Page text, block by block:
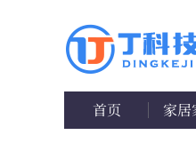
首页 家居